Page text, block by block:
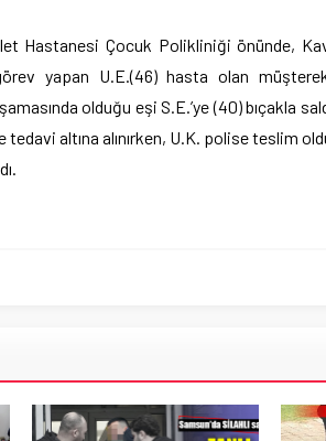
Hastanesi Çocuk Polikliniği önünde,
yapan U.E.(46) hasta olan
olduğu eşi S.E.’ye (40) bıçakla
tedavi altına alınırken, U.K. polise teslim